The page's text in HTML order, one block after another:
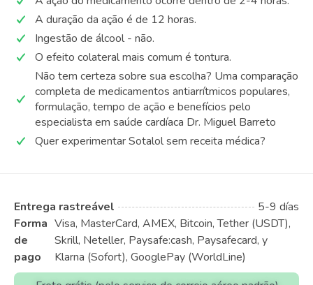
A duração da ação é de 12 horas.
Ingestão de álcool - não.
O efeito colateral mais comum é tontura.
Não tem certeza sobre sua escolha? Uma comparação
completa de medicamentos antiarrítmicos populares,
formulação, tempo de ação e benefícios pelo
especialista em saúde cardíaca Dr. Miguel Barreto
Quer experimentar Sotalol sem receita médica?
Entrega rastreável
5-9 días
Forma
de
pago
Visa, MasterCard, AMEX, Bitcoin, Tether (USDT),
Skrill, Neteller, Paysafe:cash, Paysafecard, y
Klarna (Sofort), GooglePay (WorldLine)